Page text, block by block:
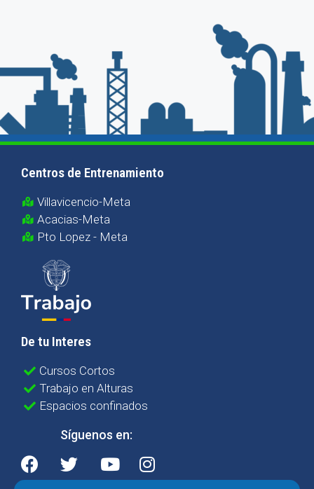
Centros de Entrenamiento
Villavicencio-Meta
Acacias-Meta
Pto Lopez - Meta
De tu Interes
Cursos Cortos
Trabajo en Alturas
Espacios confinados
Síguenos en: